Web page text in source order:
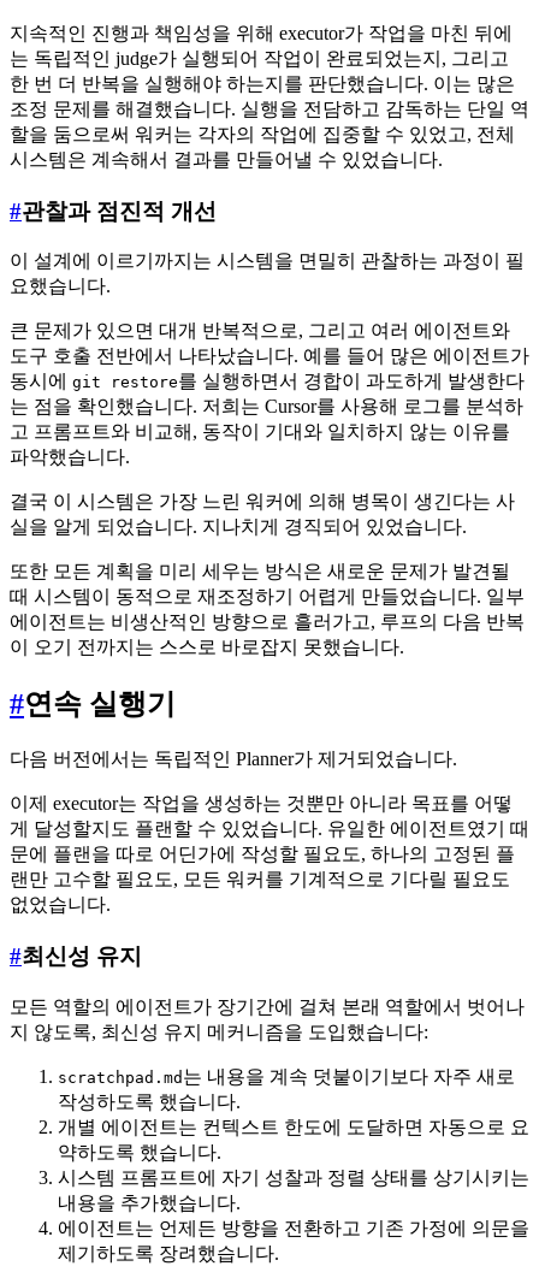
지속적인 진행과 책임성을 위해 executor가 작업을 마친 뒤에
는 독립적인 judge가 실행되어 작업이 완료되었는지, 그리고
한 번 더 반복을 실행해야 하는지를 판단했습니다. 이는 많은
조정 문제를 해결했습니다. 실행을 전담하고 감독하는 단일 역
할을 둠으로써 워커는 각자의 작업에 집중할 수 있었고, 전체
시스템은 계속해서 결과를 만들어낼 수 있었습니다.
#관찰과 점진적 개선
이 설계에 이르기까지는 시스템을 면밀히 관찰하는 과정이 필
요했습니다.
큰 문제가 있으면 대개 반복적으로, 그리고 여러 에이전트와
도구 호출 전반에서 나타났습니다. 예를 들어 많은 에이전트가
동시에 git restore를 실행하면서 경합이 과도하게 발생한다
는 점을 확인했습니다. 저희는 Cursor를 사용해 로그를 분석하
고 프롬프트와 비교해, 동작이 기대와 일치하지 않는 이유를
파악했습니다.
결국 이 시스템은 가장 느린 워커에 의해 병목이 생긴다는 사
실을 알게 되었습니다. 지나치게 경직되어 있었습니다.
또한 모든 계획을 미리 세우는 방식은 새로운 문제가 발견될
때 시스템이 동적으로 재조정하기 어렵게 만들었습니다. 일부
에이전트는 비생산적인 방향으로 흘러가고, 루프의 다음 반복
이 오기 전까지는 스스로 바로잡지 못했습니다.
#연속 실행기
다음 버전에서는 독립적인 Planner가 제거되었습니다.
이제 executor는 작업을 생성하는 것뿐만 아니라 목표를 어떻
게 달성할지도 플랜할 수 있었습니다. 유일한 에이전트였기 때
문에 플랜을 따로 어딘가에 작성할 필요도, 하나의 고정된 플
랜만 고수할 필요도, 모든 워커를 기계적으로 기다릴 필요도
없었습니다.
#최신성 유지
모든 역할의 에이전트가 장기간에 걸쳐 본래 역할에서 벗어나
지 않도록, 최신성 유지 메커니즘을 도입했습니다:
scratchpad.md 는 내용을 계속 덧붙이기보다 자주 새로
작성하도록 했습니다.
개별 에이전트는 컨텍스트 한도에 도달하면 자동으로 요
약하도록 했습니다.
시스템 프롬프트에 자기 성찰과 정렬 상태를 상기시키는
내용을 추가했습니다.
에이전트는 언제든 방향을 전환하고 기존 가정에 의문을
제기하도록 장려했습니다.